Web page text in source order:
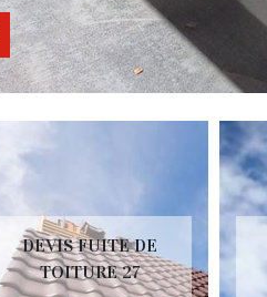
DEVIS FUITE DE
TOITURE 27